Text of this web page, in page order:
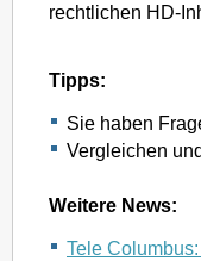
rechtlichen HD-
Tipps:
Sie haben
Vergleichen
Weitere News:
Tele